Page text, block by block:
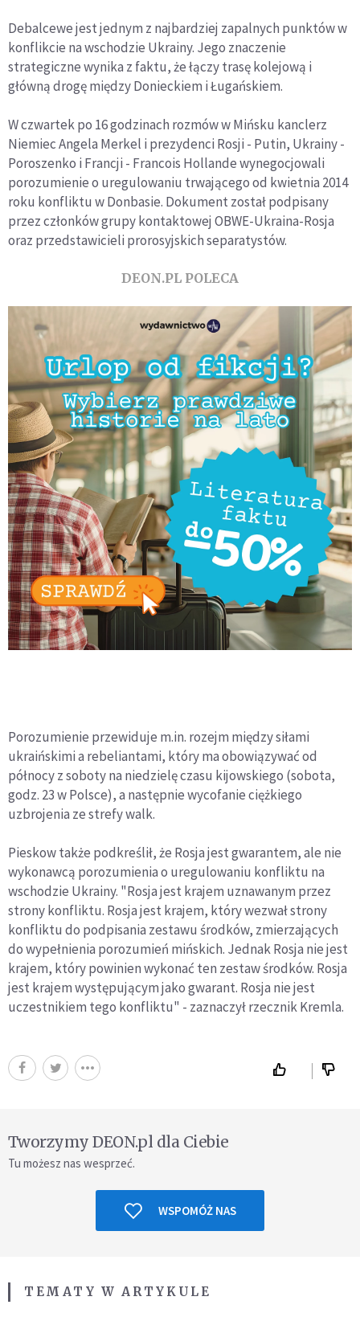
Debalcewe jest jednym z najbardziej zapalnych punktów w
konflikcie na wschodzie Ukrainy. Jego znaczenie
strategiczne wynika z faktu, że łączy trasę kolejową i
główną drogę między Donieckiem i Ługańskiem.
W czwartek po 16 godzinach rozmów w Mińsku kanclerz
Niemiec Angela Merkel i prezydenci Rosji - Putin, Ukrainy -
Poroszenko i Francji - Francois Hollande wynegocjowali
porozumienie o uregulowaniu trwającego od kwietnia 2014
roku konfliktu w Donbasie. Dokument został podpisany
przez członków grupy kontaktowej OBWE-Ukraina-Rosja
oraz przedstawicieli prorosyjskich separatystów.
DEON.PL POLECA
Porozumienie przewiduje m.in. rozejm między siłami
ukraińskimi a rebeliantami, który ma obowiązywać od
północy z soboty na niedzielę czasu kijowskiego (sobota,
godz. 23 w Polsce), a następnie wycofanie ciężkiego
uzbrojenia ze strefy walk.
Pieskow także podkreślił, że Rosja jest gwarantem, ale nie
wykonawcą porozumienia o uregulowaniu konfliktu na
wschodzie Ukrainy. "Rosja jest krajem uznawanym przez
strony konfliktu. Rosja jest krajem, który wezwał strony
konfliktu do podpisania zestawu środków, zmierzających
do wypełnienia porozumień mińskich. Jednak Rosja nie jest
krajem, który powinien wykonać ten zestaw środków. Rosja
jest krajem występującym jako gwarant. Rosja nie jest
uczestnikiem tego konfliktu" - zaznaczył rzecznik Kremla.
Tworzymy DEON.pl dla Ciebie
Tu możesz nas wesprzeć.
WSPOMÓŻ NAS
TEMATY W ARTYKULE